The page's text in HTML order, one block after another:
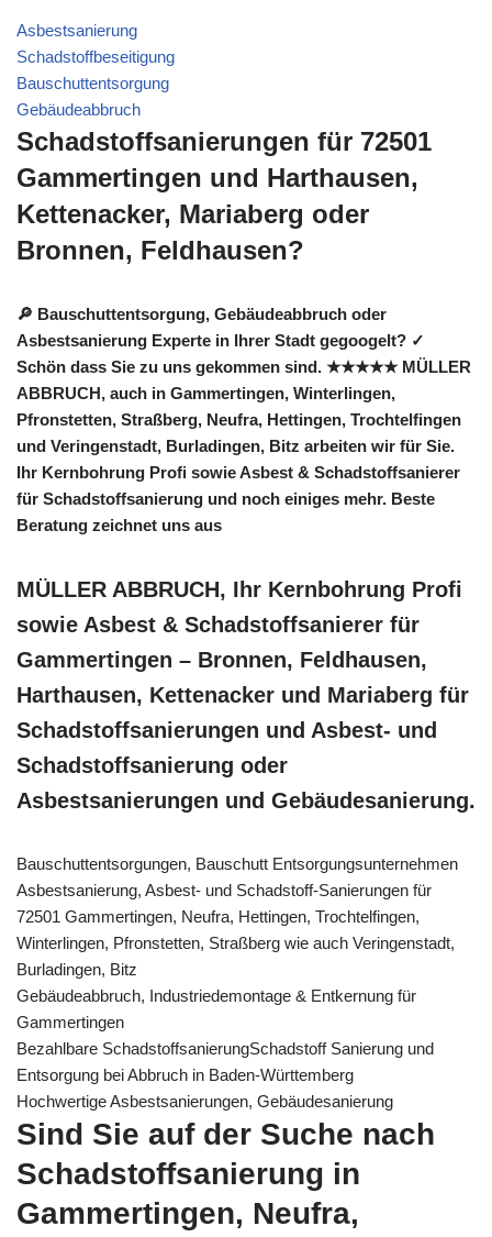
Asbestsanierung
Schadstoffbeseitigung
Bauschuttentsorgung
Gebäudeabbruch
Schadstoffsanierungen für 72501
Gammertingen und Harthausen,
Kettenacker, Mariaberg oder
Bronnen, Feldhausen?
🔎 Bauschuttentsorgung, Gebäudeabbruch oder
Asbestsanierung Experte in Ihrer Stadt gegoogelt? ✓
Schön dass Sie zu uns gekommen sind. ★★★★★ MÜLLER
ABBRUCH, auch in Gammertingen, Winterlingen,
Pfronstetten, Straßberg, Neufra, Hettingen, Trochtelfingen
und Veringenstadt, Burladingen, Bitz arbeiten wir für Sie.
Ihr Kernbohrung Profi sowie Asbest & Schadstoffsanierer
für Schadstoffsanierung und noch einiges mehr. Beste
Beratung zeichnet uns aus
MÜLLER ABBRUCH, Ihr Kernbohrung Profi
sowie Asbest & Schadstoffsanierer für
Gammertingen – Bronnen, Feldhausen,
Harthausen, Kettenacker und Mariaberg für
Schadstoffsanierungen und Asbest- und
Schadstoffsanierung oder
Asbestsanierungen und Gebäudesanierung.
Bauschuttentsorgungen, Bauschutt Entsorgungsunternehmen
Asbestsanierung, Asbest- und Schadstoff-Sanierungen für
72501 Gammertingen, Neufra, Hettingen, Trochtelfingen,
Winterlingen, Pfronstetten, Straßberg wie auch Veringenstadt,
Burladingen, Bitz
Gebäudeabbruch, Industriedemontage & Entkernung für
Gammertingen
Bezahlbare SchadstoffsanierungSchadstoff Sanierung und
Entsorgung bei Abbruch in Baden-Württemberg
Hochwertige Asbestsanierungen, Gebäudesanierung
Sind Sie auf der Suche nach
Schadstoffsanierung in
Gammertingen, Neufra,